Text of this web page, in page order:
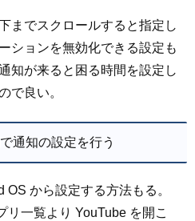
までスクロールすると指定し
ションを無効化できる設定も
知が来ると困る時間を設定し
で良い。
通知の設定を行う
から設定する方法もる。
一覧より YouTube を開こ